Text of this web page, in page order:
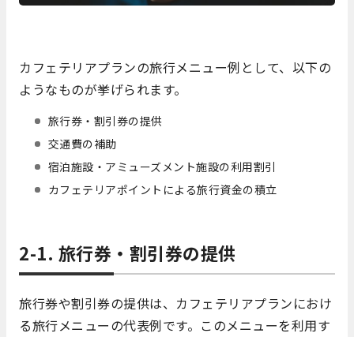
カフェテリアプランの旅行メニュー例として、以下の
ようなものが挙げられます。
旅行券・割引券の提供
交通費の補助
宿泊施設・アミューズメント施設の利用割引
カフェテリアポイントによる旅行資金の積立
2-1. 旅行券・割引券の提供
旅行券や割引券の提供は、カフェテリアプランにおけ
る旅行メニューの代表例です。このメニューを利用す